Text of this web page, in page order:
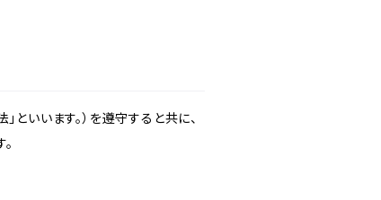
いいます。）を遵守すると共に、